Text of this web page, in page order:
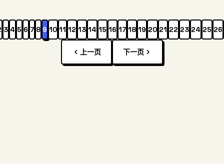
上一页
3 4 5 6 7 8 9 10 11 12 13 14 15 16 17 18 19 20 21 22 23 24 25 26
下一页